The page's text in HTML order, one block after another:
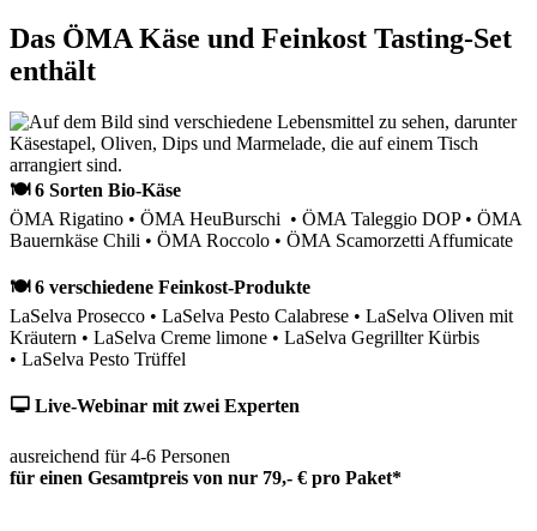
Das ÖMA Käse und Feinkost Tasting-Set
enthält
🍽 6 Sorten Bio-Käse
ÖMA Rigatino • ÖMA HeuBurschi • ÖMA Taleggio DOP • ÖMA
Bauernkäse Chili • ÖMA Roccolo • ÖMA Scamorzetti Affumicate
🍽 6 verschiedene Feinkost-Produkte
LaSelva Prosecco • LaSelva Pesto Calabrese • LaSelva Oliven mit
Kräutern • LaSelva Creme limone • LaSelva Gegrillter Kürbis
• LaSelva Pesto Trüffel
🖵 Live-Webinar mit zwei Experten
ausreichend für 4-6 Personen
für einen Gesamtpreis von nur 79,- € pro Paket*